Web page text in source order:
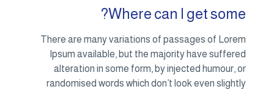
Where can I get some?
There are many variations of passages of Lorem
Ipsum available, but the majority have suffered
alteration in some form, by injected humour, or
randomised words which don’t look even slightly